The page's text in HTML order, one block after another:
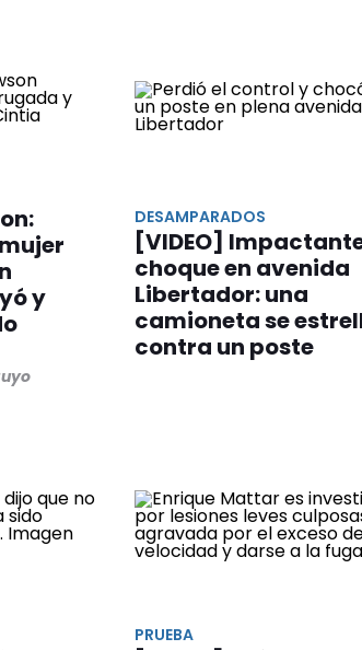
y
DESAMPARADOS
[VIDEO]
choque en avenida
Libertador: una
camioneta se
contra un poste
PRUEBA